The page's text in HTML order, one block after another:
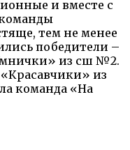
и вместе с
тем не менее
победители –
из сш №2.
из
команда «На